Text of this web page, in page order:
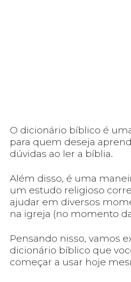
O dicionário bíblico é
para quem deseja
dúvidas ao ler a bíblia.
Além disso, é uma
um estudo religioso
ajudar em diversos
na igreja (no momento
Pensando nisso, vamos
dicionário bíblico que
começar a usar hoje